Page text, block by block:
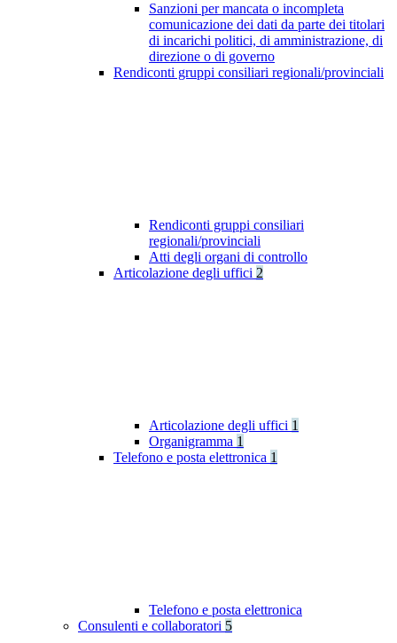
Sanzioni per mancata o incompleta
comunicazione dei dati da parte dei titolari
di incarichi politici, di amministrazione, di
direzione o di governo
Rendiconti gruppi consiliari regionali/provinciali
Rendiconti gruppi consiliari
regionali/provinciali
Atti degli organi di controllo
Articolazione degli uffici 2
Articolazione degli uffici 1
Organigramma 1
Telefono e posta elettronica 1
Telefono e posta elettronica
Consulenti e collaboratori 5